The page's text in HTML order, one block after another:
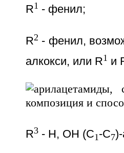
R1 - фенил;
R2 - фенил,
алкокси, или R1 и
R3- Н, ОН (С1-С7